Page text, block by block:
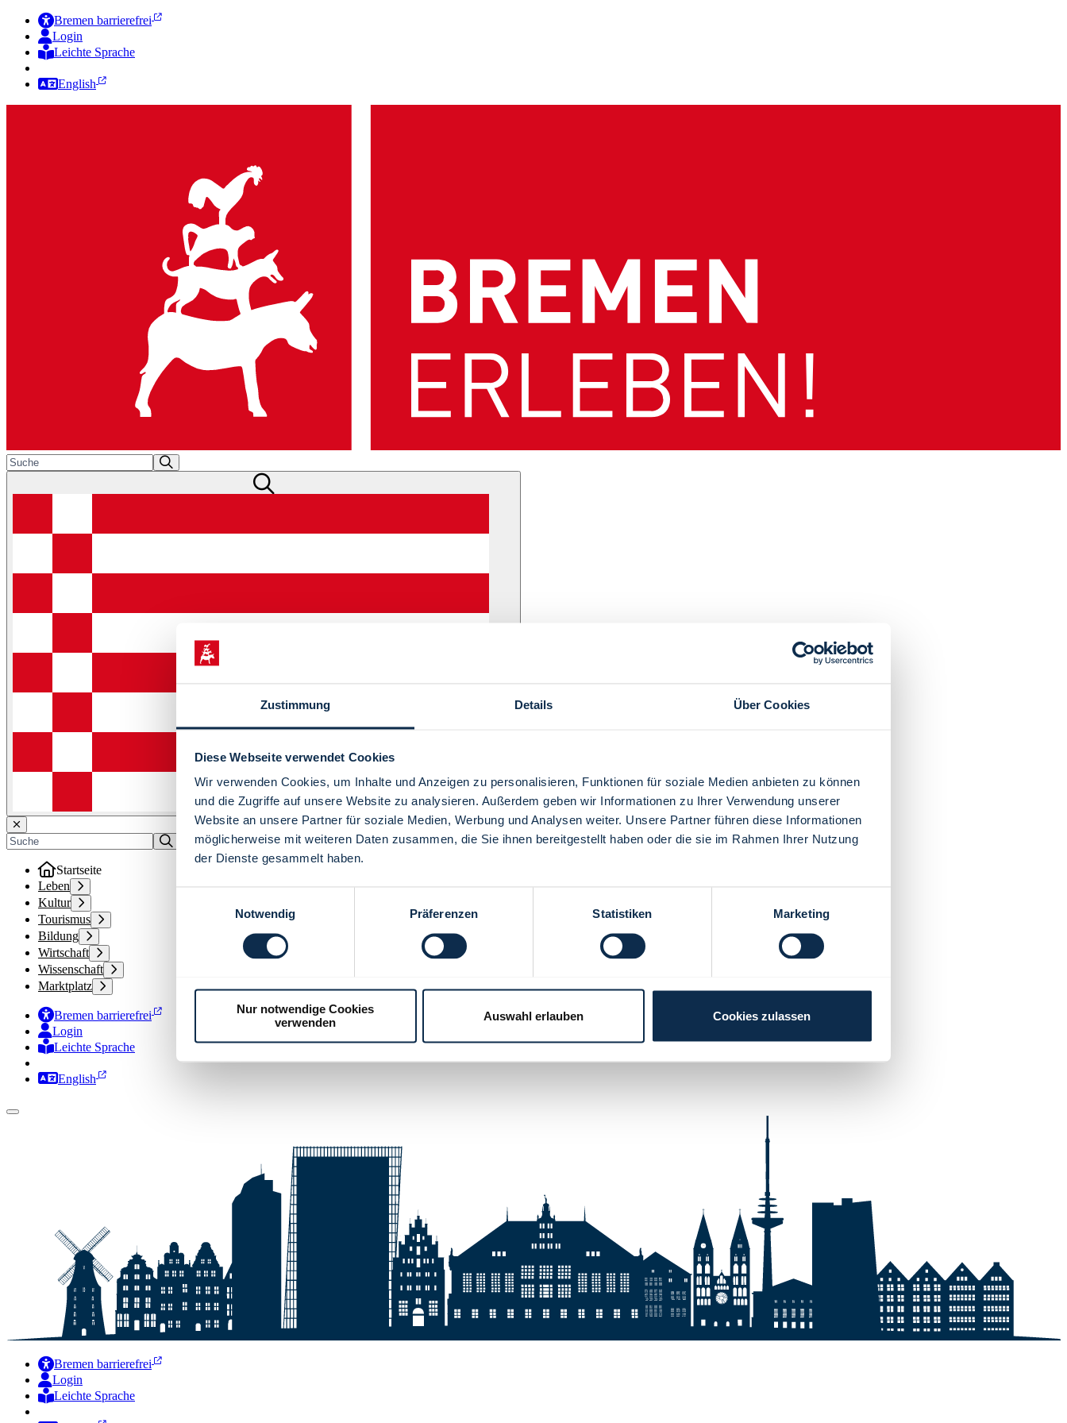
Zustimmung Details Über Cookies
Diese Webseite verwendet Cookies
Wir verwenden Cookies, um Inhalte und Anzeigen zu personalisieren, Funktionen für soziale Medien anbieten zu können
und die Zugriffe auf unsere Website zu analysieren. Außerdem geben wir Informationen zu Ihrer Verwendung unserer
Website an unsere Partner für soziale Medien, Werbung und Analysen weiter. Unsere Partner führen diese Informationen
möglicherweise mit weiteren Daten zusammen, die Sie ihnen bereitgestellt haben oder die sie im Rahmen Ihrer Nutzung
der Dienste gesammelt haben.
Notwendig
Präferenzen Statistiken Marketing
Nur notwendige Cookies
verwenden
Auswahl erlauben Cookies zulassen
Bremen barrierefrei
Login
Leichte Sprache
English
Menü
Startseite
Leben
Kultur
Tourismus
Bildung
Wirtschaft
Wissenschaft
Marktplatz
Bremen barrierefrei
Login
Leichte Sprache
Zur Deutschen Gebärdensprache
English
Bremen barrierefrei
Login
Leichte Sprache